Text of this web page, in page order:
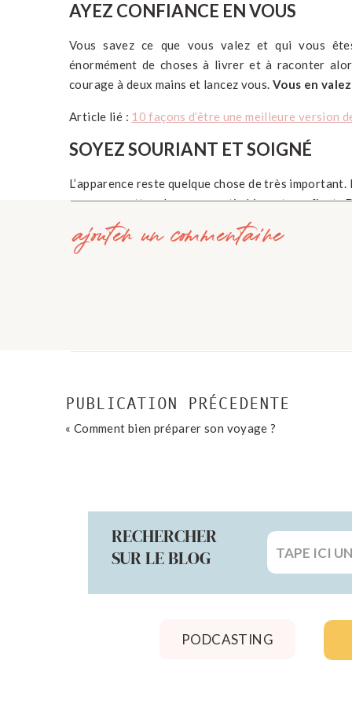
AYEZ CONFIANCE EN VOUS
Vous savez ce que vous valez et qui vous
énormément de choses à livrer et à raconter
courage à deux mains et lancez vous. Vous en
Article lié : 10 façons d’être une meilleure version
SOYEZ SOURIANT ET SOIGNÉ
L’apparence reste quelque chose de très
vous permettra de vous sentir bien et confiant.
donnera une bonne impression vis-à-vis des
d’avoir une personne soignée en face de soi.
coin près du buffet avec votre ami maispour que
s’aide mutuellement, on se motive. Il y a une
N’hésitez pas à garder contact avec les gens
ajouter un commentaire
« Comment bien préparer son voyage ?
PUBLICATION PRÉCEDENTE
Search
for:
RECHERCHER
SUR LE BLOG
PODCASTING